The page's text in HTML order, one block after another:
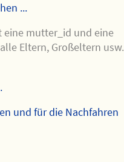
...
eine mutter_id und eine
Eltern, Großeltern usw.
und für die Nachfahren